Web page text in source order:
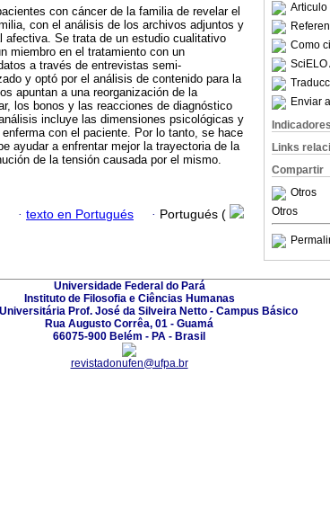
Articulo
Como
SciELO
Enviar
Indicadores
Links
Compartir
Otros
Otros
con cáncer de la familia de revelar el
con el análisis de los archivos adjuntos y
afectiva. Se trata de un estudio cualitativo
miembro en el tratamiento con un
a través de entrevistas semi-
y optó por el análisis de contenido para la
apuntan a una reorganización de la
los bonos y las reacciones de diagnóstico
incluye las dimensiones psicológicas y
con el paciente. Por lo tanto, se hace
ayudar a enfrentar mejor la trayectoria de la
de la tensión causada por el mismo.
· texto en Portugués · Portugués (
Universidade Federal do Pará
Instituto de Filosofia e Ciências Humanas
Prof. José da Silveira Netto - Campus Básico
Rua Augusto Corrêa, 01 - Guamá
66075-900 Belém - PA - Brasil
revistadonufen@ufpa.br